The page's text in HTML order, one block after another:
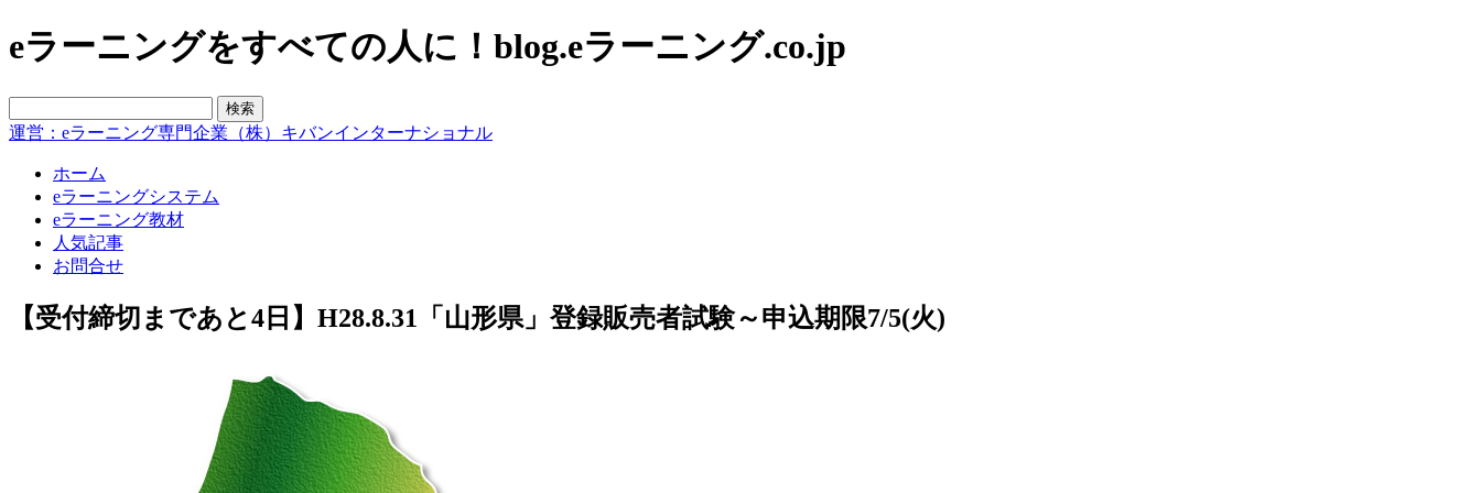
eラーニングをすべての人に！blog.eラーニング.co.jp
運営：eラーニング専門企業（株）キバンインターナショナル
ホーム
eラーニングシステム
eラーニング教材
人気記事
お問合せ
【受付締切まであと4日】H28.8.31「山形県」登録販売者試験～申込期限7/5(火)